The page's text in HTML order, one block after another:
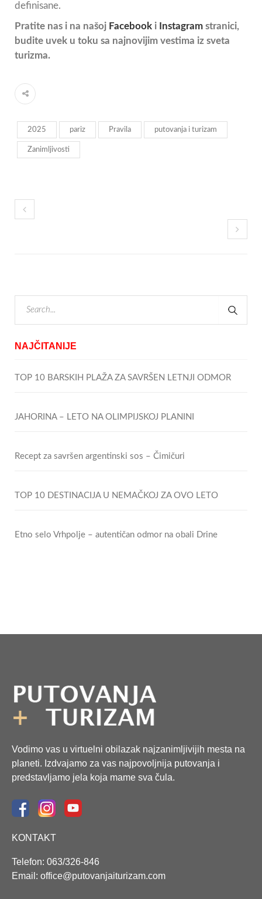
definisane.
Pratite nas i na našoj Facebook i Instagram stranici,
budite uvek u toku sa najnovijim vestima iz sveta
turizma.
2025 pariz Pravila putovanja i turizam
Zanimljivosti
NAJČITANIJE
TOP 10 BARSKIH PLAŽA ZA SAVRŠEN LETNJI ODMOR
JAHORINA – LETO NA OLIMPIJSKOJ PLANINI
Recept za savršen argentinski sos – Čimičuri
TOP 10 DESTINACIJA U NEMAČKOJ ZA OVO LETO
Etno selo Vrhpolje – autentičan odmor na obali Drine
Vodimo vas u virtuelni obilazak najzanimljivijih mesta na
planeti. Izdvajamo za vas najpovoljnija putovanja i
predstavljamo jela koja mame sva čula.
KONTAKT
Telefon: 063/326-846
Email: office@putovanjaiturizam.com